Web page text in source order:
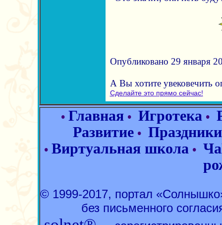
Опубликовано 29 января
А Вы хотите увековечить
Сделайте это прямо сейчас!
• Главная • Игротека •
Развитие• Праздники
• Виртуальная школа •
© 1999-2017, портал
без письменного